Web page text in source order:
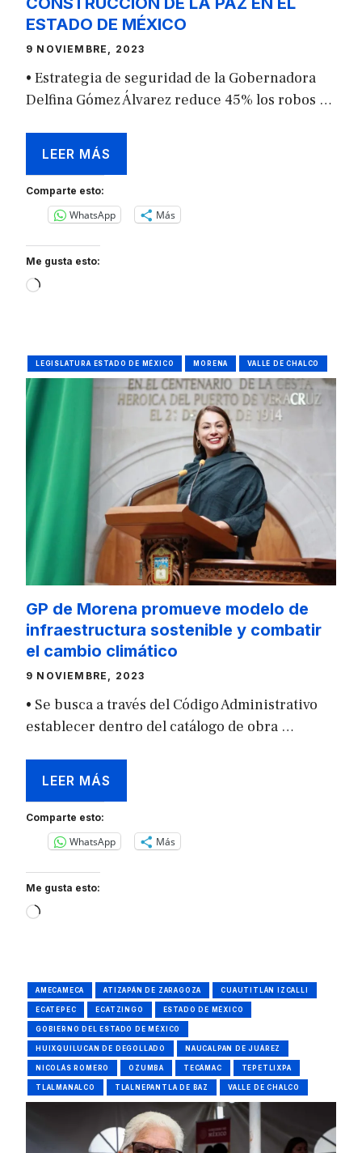
ESTADO DE MÉXICO
9 NOVIEMBRE, 2023
• Estrategia de seguridad de la Gobernadora
Delfina Gómez Álvarez reduce 45% los robos …
LEER MÁS
Comparte esto:
WhatsApp Más
Me gusta esto:
Loading…
LEGISLATURA ESTADO DE MÉXICO MORENA VALLE DE CHALCO
GP de Morena promueve modelo de
infraestructura sostenible y combatir
el cambio climático
9 NOVIEMBRE, 2023
• Se busca a través del Código Administrativo
establecer dentro del catálogo de obra …
LEER MÁS
Comparte esto:
WhatsApp Más
Me gusta esto:
Loading…
AMECAMECA ATIZAPÁN DE ZARAGOZA CUAUTITLÁN IZCALLI
ECATEPEC ECATZINGO ESTADO DE MÉXICO
GOBIERNO DEL ESTADO DE MÉXICO
HUIXQUILUCAN DE DEGOLLADO NAUCALPAN DE JUÁREZ
NICOLÁS ROMERO OZUMBA TECÁMAC TEPETLIXPA
TLALMANALCO TLALNEPANTLA DE BAZ VALLE DE CHALCO